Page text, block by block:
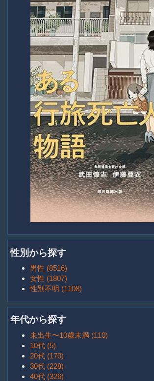
性別から探す
男性 (8516)
女性 (1807)
性別不明 (1108)
年代から探す
未出生〜10歳未満 (110)
10代 (5)
20代 (170)
30代 (228)
40代 (326)